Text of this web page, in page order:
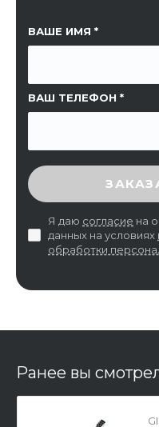
ВАШЕ ИМЯ
ВАШ ТЕЛЕФОН
ССЫЛКА НА СТРАНИЦУ
ВВЕДИТЕ
Я даю согласие на
данных на условиях
обработки
Ранее вы